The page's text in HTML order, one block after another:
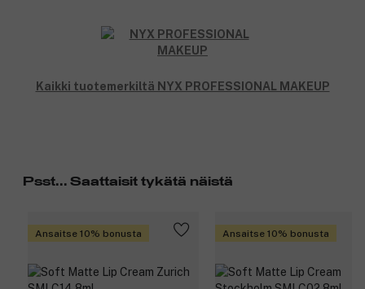
Kaikki tuotemerkiltä NYX PROFESSIONAL MAKEUP
Psst... Saattaisit tykätä näistä
Ansaitse 10% bonusta Ansaitse 10% bonusta